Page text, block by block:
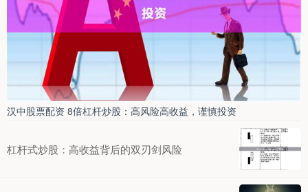
汉中股票配资 8倍杠杆炒股：高风险高收益，谨慎投资
杠杆式炒股：高收益背后的双刃剑风险